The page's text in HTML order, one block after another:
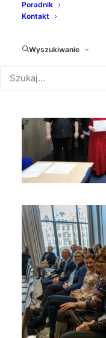
Poradnik
Kontakt
Wyszukiwanie